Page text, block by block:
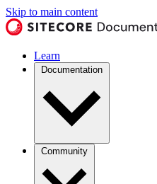
Skip to main content
Learn
Documentation
Community